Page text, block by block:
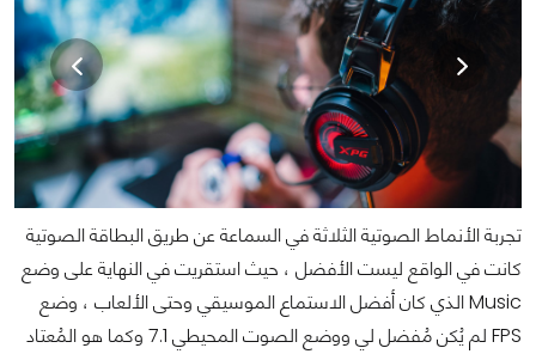
تجربة الأنماط الصوتية الثلاثة في السماعة عن طريق البطاقة الصوتية
كانت في الواقع ليست الأفضل ، حيث استقريت في النهاية على وضع
Music الذي كان أفضل الاستماع الموسيقي وحتى الألعاب ، وضع
FPS لم يُكن مُفضل لي ووضع الصوت المحيطي 7.1 وكما هو المُعتاد